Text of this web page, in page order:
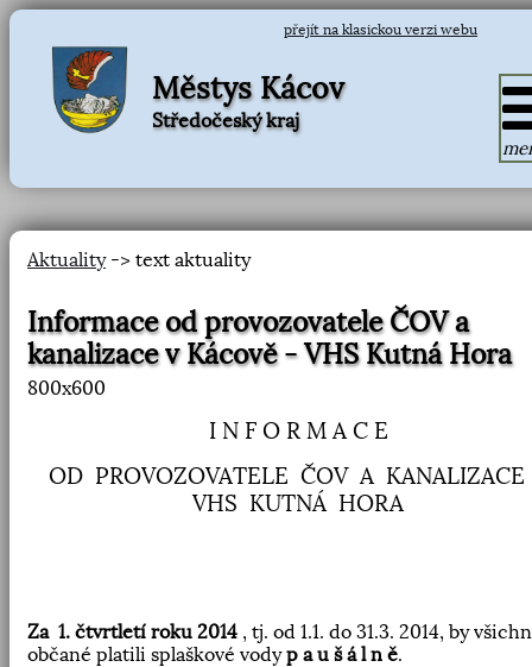
přejít na klasickou verzi webu
Městys Kácov
Středočeský kraj
Aktuality-> text aktuality
Informace od provozovatele ČOV a
kanalizace v Kácově - VHS Kutná Hora
800x600
I N F O R M A C E
OD PROVOZOVATELE ČOV A KANALIZACE
VHS KUTNÁ HORA
Za 1. čtvrtletí roku 2014 , tj. od 1.1. do 31.3. 2014, by
občané platili splaškové vodyp a u š á l n ě.